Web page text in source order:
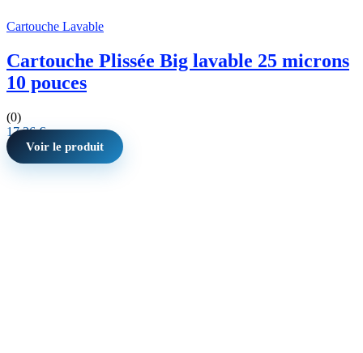
Cartouche Lavable
Cartouche Plissée Big lavable 25 microns
10 pouces
(0)
17,36€
Voir le produit